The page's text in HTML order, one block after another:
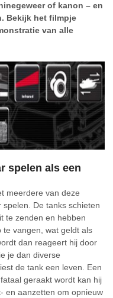
of kanon – en
Bekijk het filmpje
van alle
spelen als een
meerdere van deze
De tanks schieten
te zenden en hebben
vangen, wat geldt als
dan reageert hij door
je dan diverse
de tank een leven. Een
geraakt wordt kan hij
en aanzetten om opnieuw